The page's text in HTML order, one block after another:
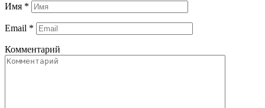
Имя *
Email *
Комментарий